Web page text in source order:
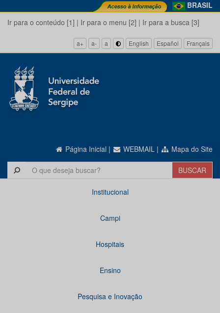
BRASIL
Ir para o conteúdo [1] | Ir para o menu [2] | Ir para a busca [3]
a+ a- a English Español Français
Página Inicial | WEBMAIL | Mapa do Site
Institucional
Campi
Hospitais
Ensino
Pesquisa e Inovação